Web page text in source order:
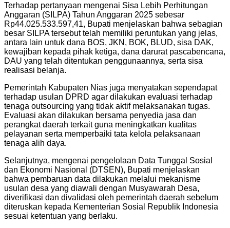
Terhadap pertanyaan mengenai Sisa Lebih Perhitungan
Anggaran (SILPA) Tahun Anggaran 2025 sebesar
Rp44.025.533.597,41, Bupati menjelaskan bahwa sebagian
besar SILPA tersebut telah memiliki peruntukan yang jelas,
antara lain untuk dana BOS, JKN, BOK, BLUD, sisa DAK,
kewajiban kepada pihak ketiga, dana darurat pascabencana,
DAU yang telah ditentukan penggunaannya, serta sisa
realisasi belanja.
Pemerintah Kabupaten Nias juga menyatakan sependapat
terhadap usulan DPRD agar dilakukan evaluasi terhadap
tenaga outsourcing yang tidak aktif melaksanakan tugas.
Evaluasi akan dilakukan bersama penyedia jasa dan
perangkat daerah terkait guna meningkatkan kualitas
pelayanan serta memperbaiki tata kelola pelaksanaan
tenaga alih daya.
Selanjutnya, mengenai pengelolaan Data Tunggal Sosial
dan Ekonomi Nasional (DTSEN), Bupati menjelaskan
bahwa pembaruan data dilakukan melalui mekanisme
usulan desa yang diawali dengan Musyawarah Desa,
diverifikasi dan divalidasi oleh pemerintah daerah sebelum
diteruskan kepada Kementerian Sosial Republik Indonesia
sesuai ketentuan yang berlaku.